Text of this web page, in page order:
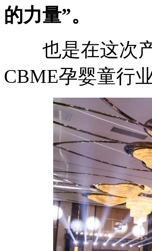
的力量”。
也是在这次产
CBME孕婴童行